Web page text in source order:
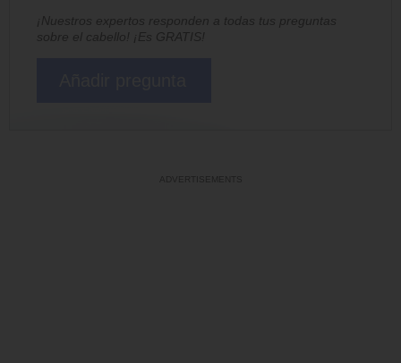
¡Nuestros expertos responden a todas tus preguntas
sobre el cabello! ¡Es GRATIS!